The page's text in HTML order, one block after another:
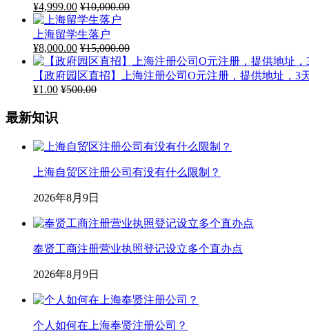
¥4,999.00 ¥10,000.00
上海留学生落户
¥8,000.00 ¥15,000.00
【政府园区直招】上海注册公司O元注册，提供地址，3
¥1.00 ¥500.00
最新知识
上海自贸区注册公司有没有什么限制？
2026年8月9日
奉贤工商注册营业执照登记设立多个直办点
2026年8月9日
个人如何在上海奉贤注册公司？